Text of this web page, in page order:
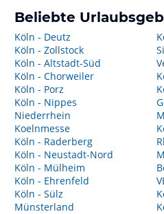
Beliebte
Köln - Deutz
Köln - Zollstock
Köln - Altstadt-Süd
Köln - Chorweiler
Köln - Porz
Köln - Nippes
Niederrhein
Koelnmesse
Köln - Raderberg
Köln - Neustadt-Nord
Köln - Mülheim
Köln - Ehrenfeld
Köln - Sülz
Münsterland